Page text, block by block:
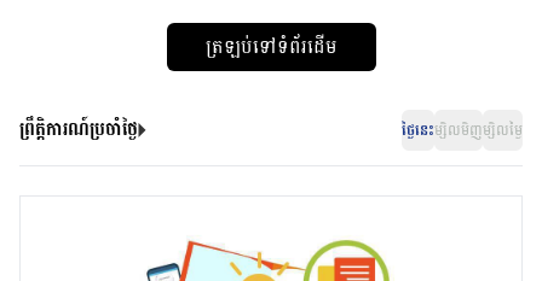
ត្រឡប់ទៅទំព័រដើម
ព្រឹត្តិការណ៍ប្រចាំថ្ងៃ ថ្ងៃនេះម្សិលមិញម្សិលម្ងៃ